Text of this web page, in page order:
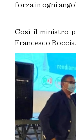
forza in ogni
Così il ministro
Francesco Boccia.